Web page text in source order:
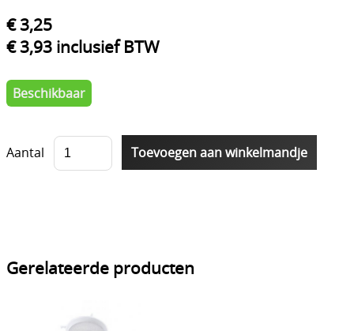
€ 3,25
€ 3,93 inclusief BTW
Beschikbaar
Aantal
Gerelateerde producten